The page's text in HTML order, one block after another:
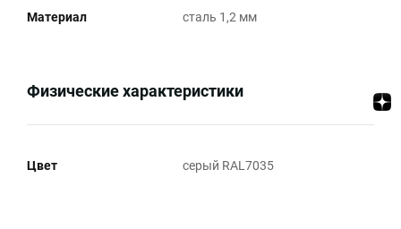
Материал сталь 1,2 мм
Физические характеристики
Цвет серый RAL7035